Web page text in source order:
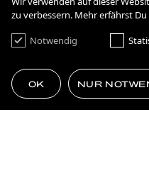
zu verbessern. Mehr erfährst
Notwendig
OK NUR